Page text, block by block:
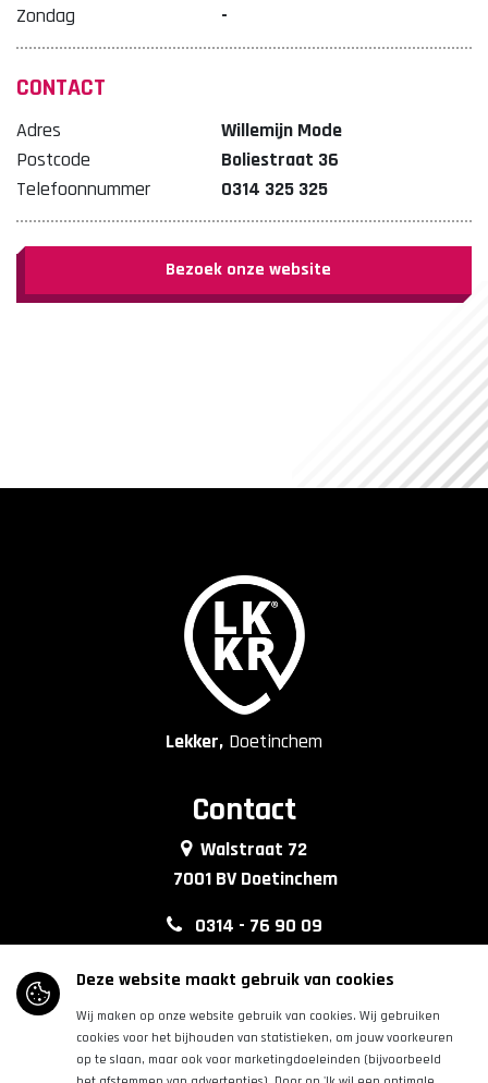
Zondag
-
CONTACT
Adres
Willemijn Mode
Postcode
Boliestraat 36
Telefoonnummer
0314 325 325
Bezoek onze website
Lekker, Doetinchem
Contact
Walstraat 72
7001 BV Doetinchem
0314 - 76 90 09
info@lkkrdoetinchem.nl
Volg ons
Deze website maakt gebruik van cookies
Wij maken op onze website gebruik van cookies. Wij gebruiken
cookies voor het bijhouden van statistieken, om jouw voorkeuren
op te slaan, maar ook voor marketingdoeleinden (bijvoorbeeld